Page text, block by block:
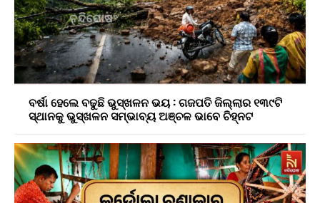
ବର୍ଷା ହେଲେ ବଢୁଛି ଭୁସ୍ଖଳନ ଭୟ : ଗଜପତି ଜିଲ୍ଲାର ୧୩୯ଟି
ସ୍ଥାନକୁ ଭୁସ୍ଖଳନ ସମ୍ଭାବ୍ୟ ଅଞ୍ଚଳ ଭାବେ ଚିହ୍ନଟ